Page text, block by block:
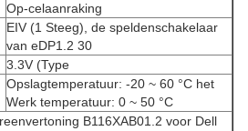
Op-celaanraking
EIV (1 Steeg), de speldenschakelaar
van eDP1.2 30
3.3V (Type
Opslagtemperatuur: -20 ~ 60 °C het
Werk temperatuur: 0 ~ 50 °C
B116XAB01.2 voor Dell